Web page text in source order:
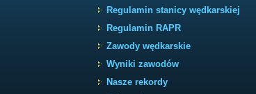
Regulamin stanicy wędkarskiej
Regulamin RAPR
Zawody wędkarskie
Wyniki zawodów
Nasze rekordy